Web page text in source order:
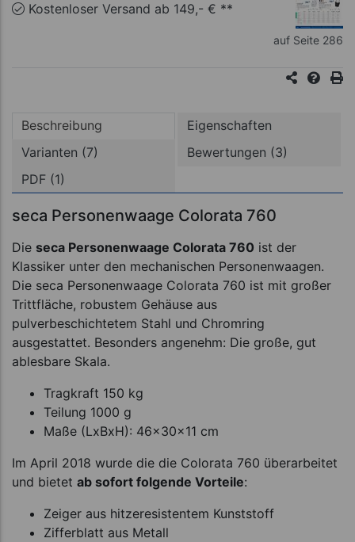
Kostenloser Versand ab 149,- € **
auf Seite 286
Beschreibung
Eigenschaften
Varianten (7)
Bewertungen (3)
PDF (1)
seca Personenwaage Colorata 760
Die seca Personenwaage Colorata 760 ist der
Klassiker unter den mechanischen Personenwaagen.
Die seca Personenwaage Colorata 760 ist mit großer
Trittfläche, robustem Gehäuse aus
pulverbeschichtetem Stahl und Chromring
ausgestattet. Besonders angenehm: Die große, gut
ablesbare Skala.
Tragkraft 150 kg
Teilung 1000 g
Maße (LxBxH): 46x30x11 cm
Im April 2018 wurde die die Colorata 760 überarbeitet
und bietet ab sofort folgende Vorteile:
Zeiger aus hitzeresistentem Kunststoff
Zifferblatt aus Metall